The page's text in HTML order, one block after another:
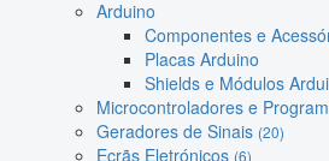
Arduino
Componentes e
Placas Arduino
Shields e Módulos
Microcontroladores e
Geradores de Sinais (20)
Ecrãs Eletrónicos (6)